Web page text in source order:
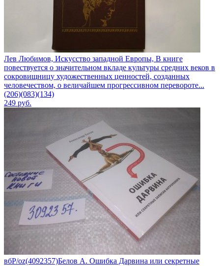
Лев Любимов, Искусство западной Европы, В книге
повествуется о значительном вкладе культуры средних веков в
сокровищницу художественных ценностей, созданных
человечеством, о величайшем прогрессивном перевороте...
(206)(083)(134)
249 руб.
вбР/oz(4092357)Белов А. Ошибка Дарвина или секретные